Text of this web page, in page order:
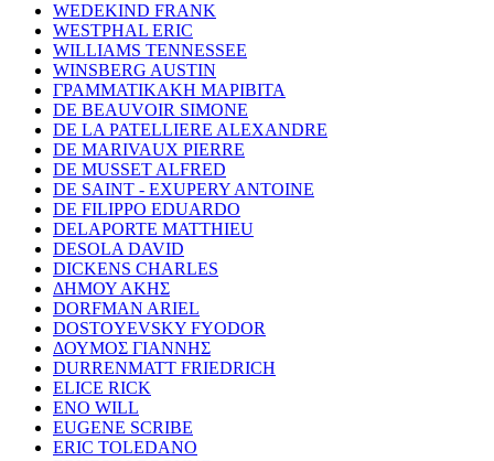
WEDEKIND FRANK
WESTPHAL ERIC
WILLIAMS TENNESSEE
WINSBERG AUSTIN
ΓΡΑΜΜΑΤΙΚΑΚΗ ΜΑΡΙΒΙΤΑ
DE BEAUVOIR SIMONE
DE LA PATELLIERE ALEXANDRE
DE MARIVAUX PIERRE
DE MUSSET ALFRED
DE SAINT - EXUPERY ANTOINE
DE FILIPPO EDUARDO
DELAPORTE MATTHIEU
DESOLA DAVID
DICKENS CHARLES
ΔΗΜΟΥ ΑΚΗΣ
DORFMAN ARIEL
DOSTOYEVSKY FYODOR
ΔΟΥΜΟΣ ΓΙΑΝΝΗΣ
DURRENMATT FRIEDRICH
ELICE RICK
ENO WILL
EUGENE SCRIBE
ERIC TOLEDANO